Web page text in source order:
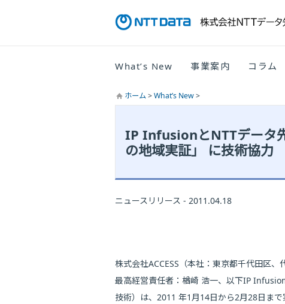
What’s New 事業案内 コラム
ホーム>What’s New>
IP InfusionとNTTデータ
の地域実証」 に技術協力
ニュースリリース - 2011.04.18
株式会社ACCESS（本社：東京都千代田区
最高経営責任者：楢崎 浩一、以下IP
技術）は、2011 年1月14日から2月28日ま